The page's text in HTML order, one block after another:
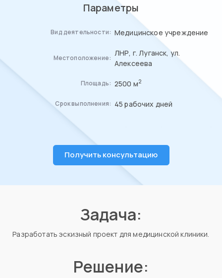
Параметры
Вид деятельности: Медицинское учреждение
Местоположение:
ЛНР, г. Луганск, ул.
Алексеева
Площадь: 2500 м2
Срок выполнения: 45 рабочих дней
Получить консультацию
Задача:
Разработать эскизный проект для медицинской клиники.
Решение: